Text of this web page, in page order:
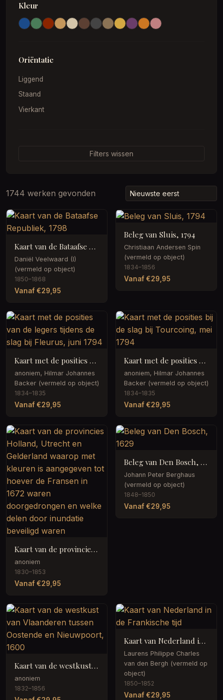
Kleur
Oriëntatie
Liggend
Staand
Vierkant
Filters wissen
1744 werken gevonden
Kaart van de Bataafse Republiek, 1798
Daniël Veelwaard (I)
(vermeld op object)
1850–1868
Vanaf €29,95
Beleg van Sluis, 1794
Christiaan Andersen Spin
(vermeld op object)
1834–1856
Vanaf €29,95
Kaart met de posities van de legers tijdens de slag bij Fleurus, juni 1794
anoniem, Hilmar Johannes
Backer (vermeld op object)
1834–1835
Vanaf €29,95
Kaart met de posities bij de slag bij Tourcoing, mei 1794
anoniem, Hilmar Johannes
Backer (vermeld op object)
1834–1835
Vanaf €29,95
Kaart van de provincies Holland, Utrecht en Gelderland waarop met kleuren is aangegeven tot hoever de Fransen in 1672 waren doorgedrongen en welke delen door inundatie beveiligd waren
anoniem
1830–1853
Vanaf €29,95
Beleg van Den Bosch, 1629
Johann Peter Berghaus
(vermeld op object)
1848–1850
Vanaf €29,95
Kaart van de westkust van Vlaanderen tussen Oostende en Nieuwpoort, 1600
anoniem
1832–1856
Kaart van Nederland in de Frankische tijd
Laurens Philippe Charles
van den Bergh (vermeld op
object)
1850–1852
Vanaf €29,95